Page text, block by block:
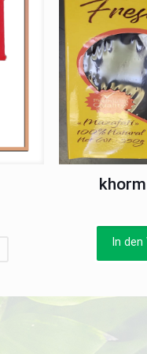
In den